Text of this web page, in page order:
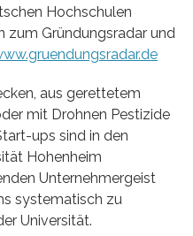
Hochschulen
zum Gründungsradar und
aus gerettetem
mit Drohnen Pestizide
ups sind in den
Hohenheim
Unternehmergeist
systematisch zu
Universität.